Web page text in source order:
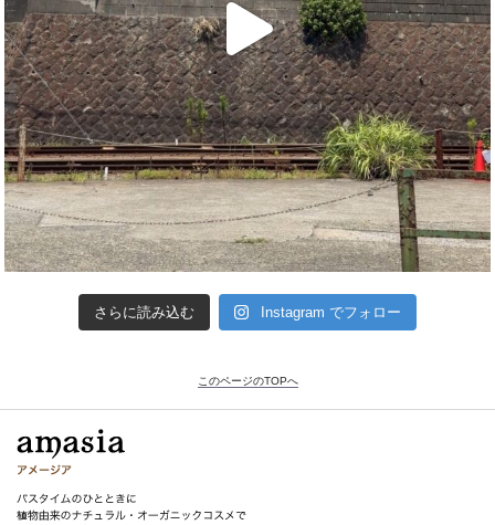
さらに読み込む Instagram でフォロー
このページのTOPへ